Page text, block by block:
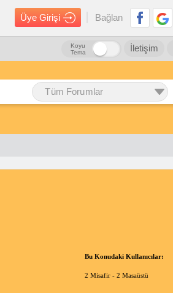
Üye Girişi Bağlan
İletişim
Koyu
Tema
Tüm Forumlar
Bu Konudaki Kullanıcılar:
2 Misafir - 2 Masaüstü